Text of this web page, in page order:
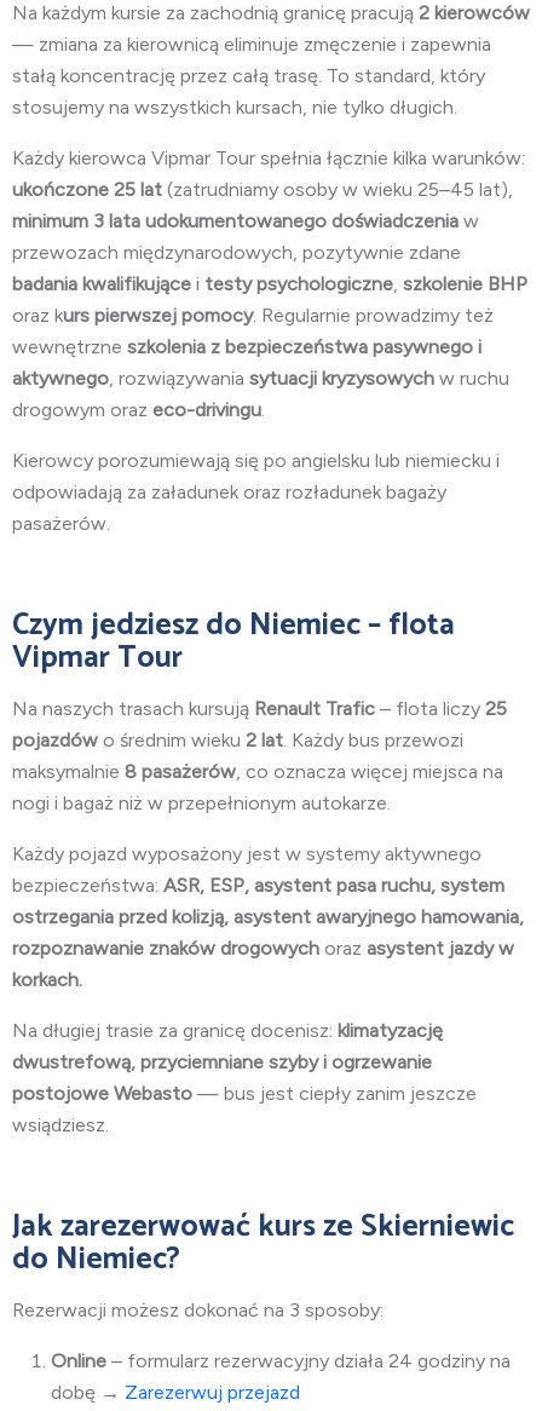
Na każdym kursie za zachodnią granicę pracują 2 kierowców
— zmiana za kierownicą eliminuje zmęczenie i zapewnia
stałą koncentrację przez całą trasę. To standard, który
stosujemy na wszystkich kursach, nie tylko długich.
Każdy kierowca Vipmar Tour spełnia łącznie kilka warunków:
ukończone 25 lat (zatrudniamy osoby w wieku 25–45 lat),
minimum 3 lata udokumentowanego doświadczenia w
przewozach międzynarodowych, pozytywnie zdane
badania kwalifikujące i testy psychologiczne szkolenie BHP
oraz kurs pierwszej pomocy. Regularnie prowadzimy też
wewnętrzne szkolenia z bezpieczeństwa pasywnego i
aktywnego , rozwiązywania sytuacji kryzysowych w ruchu
drogowym oraz eco-drivingu
Kierowcy porozumiewają się po angielsku lub niemiecku i
odpowiadają za załadunek oraz rozładunek bagaży
pasażerów.
Czym jedziesz do Niemiec – flota
Vipmar Tour
Na naszych trasach kursują Renault Trafic – flota liczy 25
pojazdów o średnim wieku 2 lat . Każdy bus przewozi
maksymalnie 8 pasażerów , co oznacza więcej miejsca na
nogi i bagaż niż w przepełnionym autokarze.
Każdy pojazd wyposażony jest w systemy aktywnego
bezpieczeństwa: ASR, ESP, asystent pasa ruchu, system
ostrzegania przed kolizją, asystent awaryjnego hamowania,
rozpoznawanie znaków drogowych oraz asystent jazdy w
korkach.
Na długiej trasie za granicę docenisz: klimatyzację
dwustrefową, przyciemniane szyby i ogrzewanie
postojowe Webasto — bus jest ciepły zanim jeszcze
wsiądziesz.
Jak zarezerwować kurs ze Skierniewic
do Niemiec?
Rezerwacji możesz dokonać na 3 sposoby:
Online – formularz rezerwacyjny działa 24 godziny na
dobę → Zarezerwuj przejazd